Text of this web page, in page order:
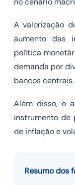
A valorização
aumento das
política
demanda por
bancos centrais.
Além disso, o
instrumento de
de inflação e
Resumo dos